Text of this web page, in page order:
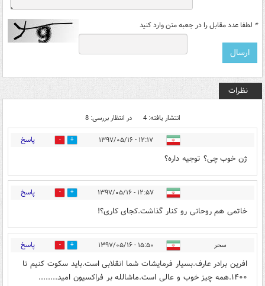
* لطفا عدد مقابل را در جعبه متن وارد کنید
نظرات
انتشار یافته: 4 در انتظار بررسی: 8
۱۲:۱۷ - ۱۳۹۷/۰۵/۱۶ 39 پاسخ
ژن خوب چی؟ توجیه داره؟
۱۲:۵۷ - ۱۳۹۷/۰۵/۱۶ 11 پاسخ
خاتمی هم روحانی رو کنار گذاشت.کجای کاری؟!
سحر ۱۵:۵۰ - ۱۳۹۷/۰۵/۱۶ 10 پاسخ
افرین برادر عارف.بسیار فرمایشات شما انقلابی است.باید سکوت کنیم تا
۱۴۰۰.همه چیز خوب و عالی است.ماشالله بر فراکسیون امید........